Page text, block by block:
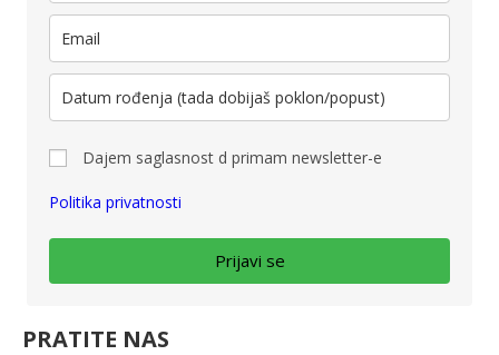
Dajem saglasnost d primam newsletter-e
Politika privatnosti
Prijavi se
PRATITE NAS